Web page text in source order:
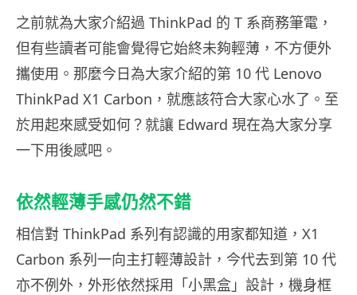
之前就為大家介紹過 ThinkPad 的 T 系商務筆電，
但有些讀者可能會覺得它始終未夠輕薄，不方便外
攜使用。那麼今日為大家介紹的第 10 代 Lenovo
ThinkPad X1 Carbon，就應該符合大家心水了。至
於用起來感受如何？就讓 Edward 現在為大家分享
一下用後感吧。
依然輕薄手感仍然不錯
相信對 ThinkPad 系列有認識的用家都知道，X1
Carbon 系列一向主打輕薄設計，今代去到第 10 代
亦不例外，外形依然採用「小黑盒」設計，機身框